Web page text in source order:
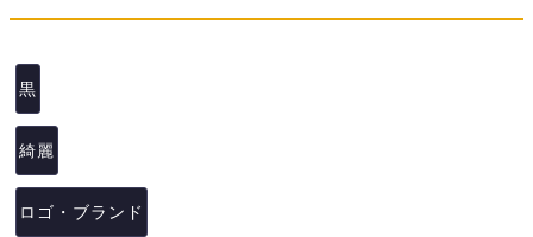
黒
綺麗
ロゴ・ブランド